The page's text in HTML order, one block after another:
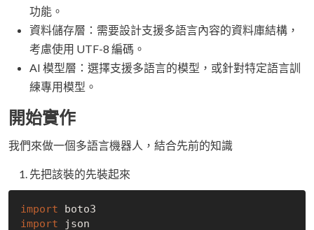
功能。
資料儲存層：需要設計支援多語言內容的資料庫結構，
考慮使用 UTF-8 編碼。
AI 模型層：選擇支援多語言的模型，或針對特定語言訓
練專用模型。
開始實作
我們來做一個多語言機器人，結合先前的知識
先把該裝的先裝起來
import
import